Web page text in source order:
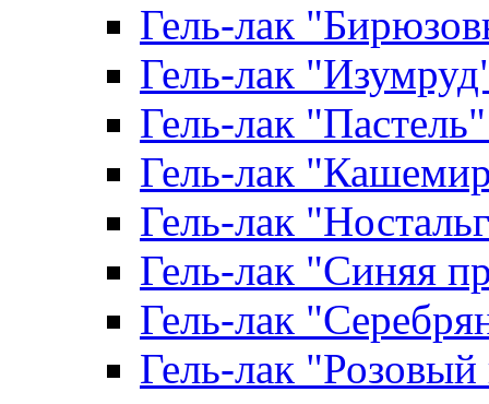
Гель-лак
Гель-лак
Гель-лак
Гель-лак
Гель-лак
Гель-лак "Синяя
Гель-лак
Гель-лак